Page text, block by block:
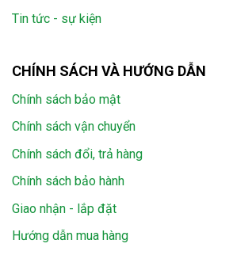
Tin tức - sự kiện
CHÍNH SÁCH VÀ HƯỚNG DẪN
Chính sách bảo mật
Chính sách vận chuyển
Chính sách đổi, trả hàng
Chính sách bảo hành
Giao nhận - lắp đặt
Hướng dẫn mua hàng